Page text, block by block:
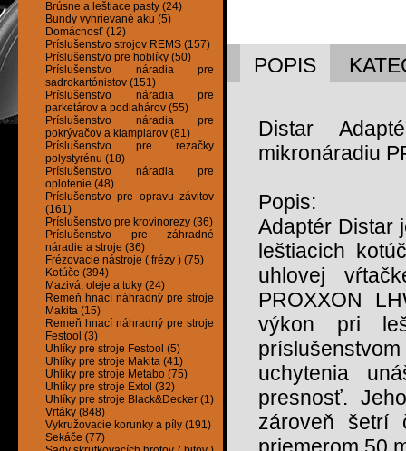
Brúsne a leštiace pasty (24)
Bundy vyhrievané aku (5)
Domácnosť (12)
Príslušenstvo strojov REMS (157)
Príslušenstvo pre hoblíky (50)
Príslušenstvo náradia pre
sadrokartónistov (151)
Príslušenstvo náradia pre
parketárov a podlahárov (55)
Príslušenstvo náradia pre
pokrývačov a klampiarov (81)
Príslušenstvo pre rezačky
polystyrénu (18)
Príslušenstvo náradia pre
oplotenie (48)
Príslušenstvo pre opravu závitov
(161)
Príslušenstvo pre krovinorezy (36)
Príslušenstvo pre záhradné
náradie a stroje (36)
Frézovacie nástroje ( frézy ) (75)
Kotúče (394)
Mazivá, oleje a tuky (24)
Remeň hnací náhradný pre stroje
Makita (15)
Remeň hnací náhradný pre stroje
Festool (3)
Uhlíky pre stroje Festool (5)
Uhlíky pre stroje Makita (41)
Uhlíky pre stroje Metabo (75)
Uhlíky pre stroje Extol (32)
Uhlíky pre stroje Black&Decker (1)
Vrtáky (848)
Vykružovacie korunky a píly (191)
Sekáče (77)
POPIS
Distar
mikronáradiu
Popis:
Adaptér Distar
leštiacich
uhlovej
PROXXON
výkon pri
uchytenia
presnosť.
zároveň šetrí